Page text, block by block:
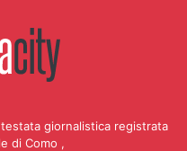
giornalistica registrata
di Como ,